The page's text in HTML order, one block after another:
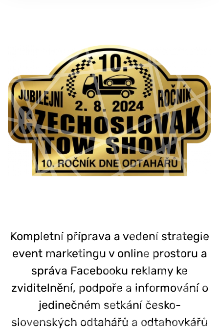
Kompletní příprava a vedení strategie
event marketingu v online prostoru a
správa Facebooku reklamy ke
zviditelnění, podpoře a informování o
jedinečném setkání česko-
slovenských odtahářů a odtahovkářů